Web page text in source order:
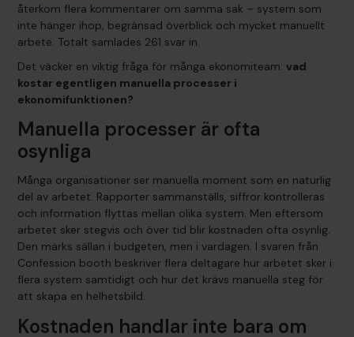
återkom flera kommentarer om samma sak – system som
inte hänger ihop, begränsad överblick och mycket manuellt
arbete. Totalt samlades 261 svar in.
Det väcker en viktig fråga för många ekonomiteam:vad
kostar egentligen manuella processer i
ekonomifunktionen?
Manuella processer är ofta
osynliga
Många organisationer ser manuella moment som en naturlig
del av arbetet. Rapporter sammanställs, siffror kontrolleras
och information flyttas mellan olika system. Men eftersom
arbetet sker stegvis och över tid blir kostnaden ofta osynlig.
Den märks sällan i budgeten, men i vardagen. I svaren från
Confession booth beskriver flera deltagare hur arbetet sker i
flera system samtidigt och hur det krävs manuella steg för
att skapa en helhetsbild.
Kostnaden handlar inte bara om